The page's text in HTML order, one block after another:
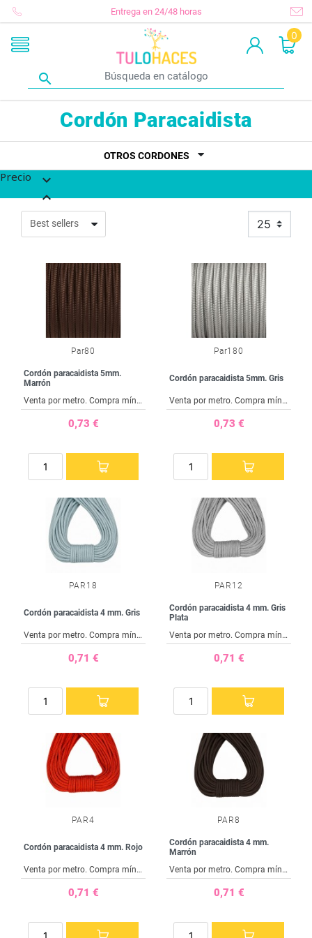
Entrega en 24/48 horas
0

Cordón Paracaidista
OTROS CORDONES
Precio


25
Par80
Cordón paracaidista 5mm.
Marrón
Venta por metro. Compra mínima 1 metro
0,73 €
Par180
Cordón paracaidista 5mm. Gris
Venta por metro. Compra mínima 1 metro
0,73 €
PAR18
Cordón paracaidista 4 mm. Gris
Venta por metro. Compra mínima 1 metro
0,71 €
PAR12
Cordón paracaidista 4 mm. Gris
Plata
Venta por metro. Compra mínima 1 metro
0,71 €
PAR4
Cordón paracaidista 4 mm. Rojo
Venta por metro. Compra mínima 1 metro
0,71 €
PAR8
Cordón paracaidista 4 mm.
Marrón
Venta por metro. Compra mínima 1 metro
0,71 €